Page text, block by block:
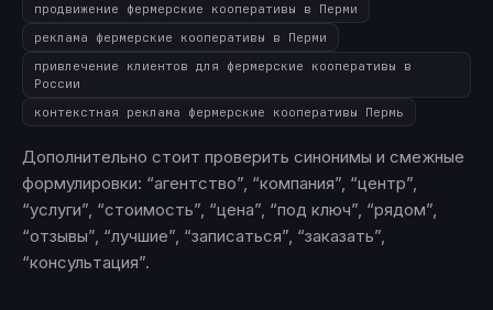
продвижение фермерские кооперативы в Перми
реклама фермерские кооперативы в Перми
привлечение клиентов для фермерские кооперативы в
России
контекстная реклама фермерские кооперативы Пермь
Дополнительно стоит проверить синонимы и смежные
формулировки: “агентство”, “компания”, “центр”,
“услуги”, “стоимость”, “цена”, “под ключ”, “рядом”,
“отзывы”, “лучшие”, “записаться”, “заказать”,
“консультация”.